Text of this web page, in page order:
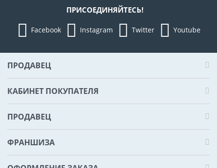
ПРИСОЕДИНЯЙТЕСЬ!
Facebook Instagram Twitter Youtube
ПРОДАВЕЦ
КАБИНЕТ ПОКУПАТЕЛЯ
ПРОДАВЕЦ
ФРАНШИЗА